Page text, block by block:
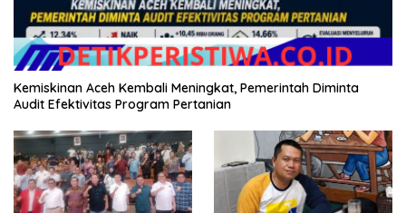
Kemiskinan Aceh Kembali Meningkat, Pemerintah Diminta
Audit Efektivitas Program Pertanian